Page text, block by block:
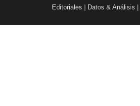
Editoriales
Datos & Análisis